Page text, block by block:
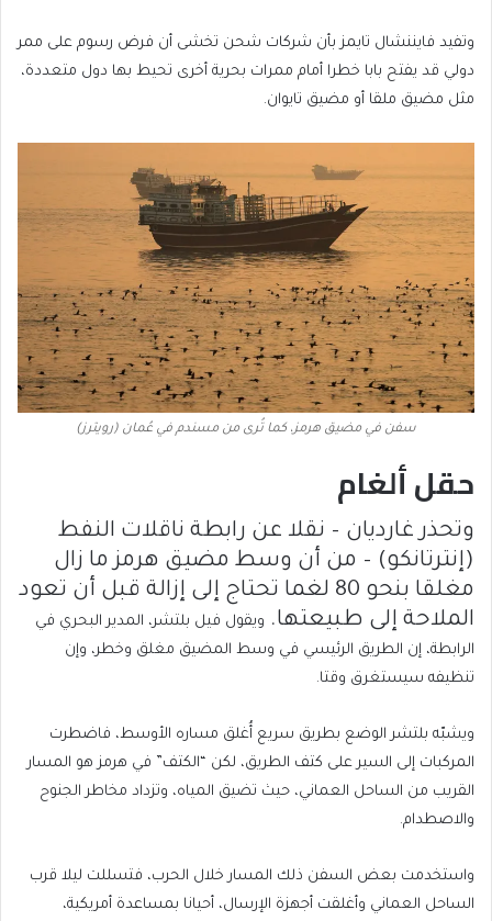
وتفيد فايننشال تايمز بأن شركات شحن تخشى أن فرض رسوم على ممر
دولي قد يفتح بابا خطرا أمام ممرات بحرية أخرى تحيط بها دول متعددة،
مثل مضيق ملقا أو مضيق تايوان.
سفن في مضيق هرمز، كما تُرى من مسندم في عُمان (رويترز)
حقل ألغام
وتحذر غارديان – نقلا عن رابطة ناقلات النفط
(إنترتانكو) – من أن وسط مضيق هرمز ما زال
مغلقا بنحو 80 لغما تحتاج إلى إزالة قبل أن تعود
الملاحة إلى طبيعتها. ويقول فيل بلتشر، المدير البحري في
الرابطة، إن الطريق الرئيسي في وسط المضيق مغلق وخطر، وإن
تنظيفه سيستغرق وقتا.
ويشبّه بلتشر الوضع بطريق سريع أُغلق مساره الأوسط، فاضطرت
المركبات إلى السير على كتف الطريق، لكن “الكتف” في هرمز هو المسار
القريب من الساحل العماني، حيث تضيق المياه، وتزداد مخاطر الجنوح
والاصطدام.
واستخدمت بعض السفن ذلك المسار خلال الحرب، فتسللت ليلا قرب
الساحل العماني وأغلقت أجهزة الإرسال، أحيانا بمساعدة أمريكية،